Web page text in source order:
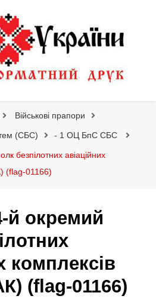
Військові прапори
(СБС) - 1 ОЦ БпС СБС
безпілотних авіаційних
(flag-01166)
й окремий
комплексів
(flag-01166)